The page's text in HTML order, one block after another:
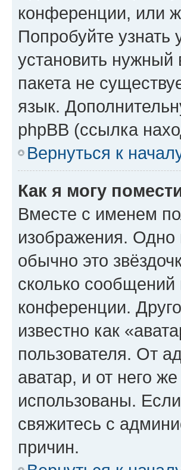
конференции, или
Попробуйте
установить нужный
пакета не
язык.
phpBB (ссылка
Вернуться к
Как я могу
Вместе с именем
изображения. Одно
обычно это
сколько
конференции.
известно как
пользователя. От
аватар, и от него
использованы.
свяжитесь с
причин.